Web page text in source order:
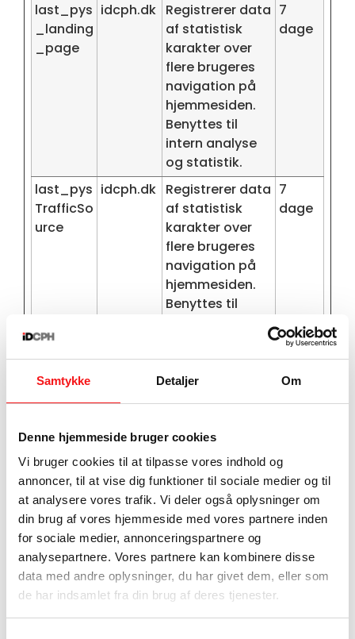
Samtykke Detaljer Om
Denne hjemmeside bruger cookies
Vi bruger cookies til at tilpasse vores indhold og
annoncer, til at vise dig funktioner til sociale medier og til
at analysere vores trafik. Vi deler også oplysninger om
din brug af vores hjemmeside med vores partnere inden
for sociale medier, annonceringspartnere og
analysepartnere. Vores partnere kan kombinere disse
data med andre oplysninger, du har givet dem, eller som
de har indsamlet fra din brug af deres tjenester.
last_pys
_landing
_page
idcph.dk Registrerer data
af statistisk
karakter over
flere brugeres
navigation på
hjemmesiden.
Benyttes til
intern analyse
og statistik.
7
dage
last_pys
TrafficSo
urce
idcph.dk Registrerer data
af statistisk
karakter over
flere brugeres
navigation på
hjemmesiden.
Benyttes til
7
dage
gid
af statistisk
karakter over
navigation på
hjemmesiden.
Benyttes til
intern analyse
og statistik.
on
pys_fba
did
idcph.dk Registrerer data
af statistisk
karakter over
flere brugeres
navigation på
Sessi
on